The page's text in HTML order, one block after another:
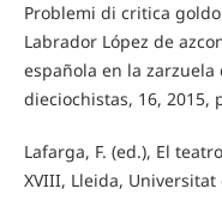
Problemi di critica
Labrador López de
española en la zarzuela
dieciochistas, 16, 2015,
Lafarga, F. (ed.), El
XVIII, Lleida, Universitat